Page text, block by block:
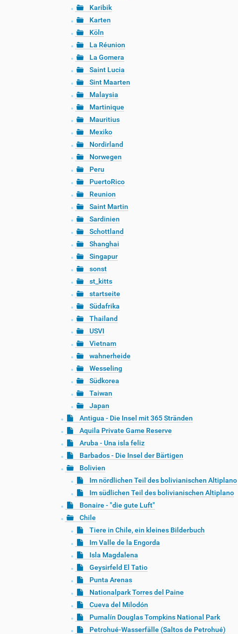
Karibik
Karten
Köln
La Réunion
La Gomera
Saint Lucia
Sint Maarten
Malaysia
Martinique
Mauritius
Mexiko
Nordirland
Norwegen
Peru
PuertoRico
Reunion
Saint Martin
Sardinien
Schottland
Shanghai
Singapur
sonst
st_kitts
startseite
Südafrika
Thailand
USVI
Vietnam
wahnerheide
Wesseling
Südkorea
Taiwan
Japan
Antigua - Die Insel mit 365 Stränden
Aquila Private Game Reserve
Aruba - Una isla feliz
Barbados - Die Insel der Bärtigen
Bolivien
Im nördlichen Teil des bolivianischen Altiplano
Im südlichen Teil des bolivianischen Altiplano
Bonaire - "die gute Luft"
Chile
Tiere in Chile, ein kleines Bilderbuch
Im Valle de la Engorda
Isla Magdalena
Geysirfeld El Tatio
Punta Arenas
Nationalpark Torres del Paine
Cueva del Milodón
Pumalín Douglas Tompkins National Park
Petrohué-Wasserfälle (Saltos de Petrohué)